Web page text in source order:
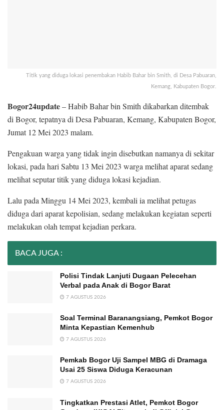
Titik yang diduga lokasi penembakan Habib Bahar bin Smith, di Desa Pabuaran,
Kemang, Kabupaten Bogor.
Bogor24update– Habib Bahar bin Smith dikabarkan ditembak
di Bogor, tepatnya di Desa Pabuaran, Kemang, Kabupaten Bogor,
Jumat 12 Mei 2023 malam.
Pengakuan warga yang tidak ingin disebutkan namanya di sekitar
lokasi, pada hari Sabtu 13 Mei 2023 warga melihat aparat sedang
melihat seputar titik yang diduga lokasi kejadian.
Lalu pada Minggu 14 Mei 2023, kembali ia melihat petugas
diduga dari aparat kepolisian, sedang melakukan kegiatan seperti
melakukan olah tempat kejadian perkara.
BACA JUGA :
Polisi Tindak Lanjuti Dugaan Pelecehan
Verbal pada Anak di Bogor Barat
7 AGUSTUS 2026
Soal Terminal Baranangsiang, Pemkot Bogor
Minta Kepastian Kemenhub
7 AGUSTUS 2026
Pemkab Bogor Uji Sampel MBG di Dramaga
Usai 25 Siswa Diduga Keracunan
7 AGUSTUS 2026
Tingkatkan Prestasi Atlet, Pemkot Bogor